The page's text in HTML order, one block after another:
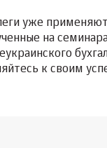
уже
на
к своим